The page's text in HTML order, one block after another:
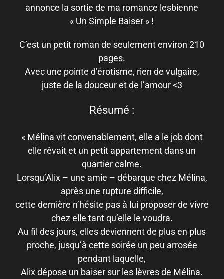
annonce la sortie de ma romance lesbienne
« Un Simple Baiser » !
C’est un petit roman de seulement environ 210
pages.
Avec une pointe d’érotisme, rien de vulgaire,
juste de la douceur et de l’amour <3
Résumé :
« Mélina vit convenablement, elle a le job dont
elle rêvait et un petit appartement dans un
quartier calme.
Lorsqu’Alix – une amie – débarque chez Mélina,
après une rupture difficile,
cette dernière n’hésite pas à lui proposer de vivre
chez elle tant qu’elle le voudra.
Au fil des jours, elles deviennent de plus en plus
proche, jusqu’à cette soirée un peu arrosée
pendant laquelle,
Alix dépose un baiser sur les lèvres de Mélina.